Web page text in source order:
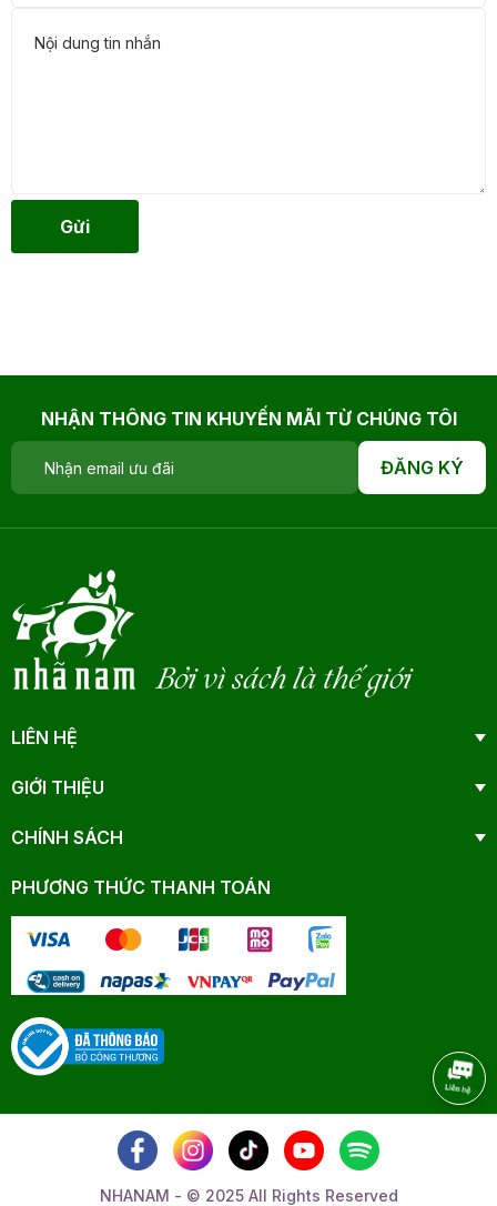
Gửi
NHẬN THÔNG TIN KHUYẾN MÃI TỪ CHÚNG TÔI
ĐĂNG KÝ
Bởi vì sách là thế giới
LIÊN HỆ
GIỚI THIỆU
CHÍNH SÁCH
PHƯƠNG THỨC THANH TOÁN
NHANAM - © 2025 All Rights Reserved